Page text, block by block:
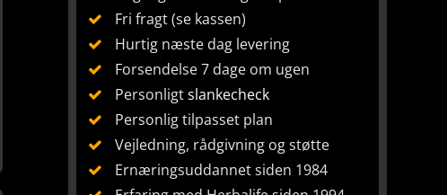
Fri fragt (se kassen)
Hurtig næste dag levering
Forsendelse 7 dage om ugen
Personligtslankecheck
Personlig tilpasset plan
Vejledning, rådgivning og støtte
Ernæringsuddannet siden 1984